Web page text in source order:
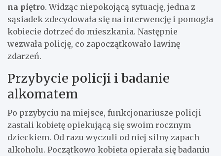
na piętro. Widząc niepokojącą sytuację, jedna z
sąsiadek zdecydowała się na interwencję i pomogła
kobiecie dotrzeć do mieszkania. Następnie
wezwała policję, co zapoczątkowało lawinę
zdarzeń.
Przybycie policji i badanie
alkomatem
Po przybyciu na miejsce, funkcjonariusze policji
zastali kobietę opiekującą się swoim rocznym
dzieckiem. Od razu wyczuli od niej silny zapach
alkoholu. Początkowo kobieta opierała się badaniu